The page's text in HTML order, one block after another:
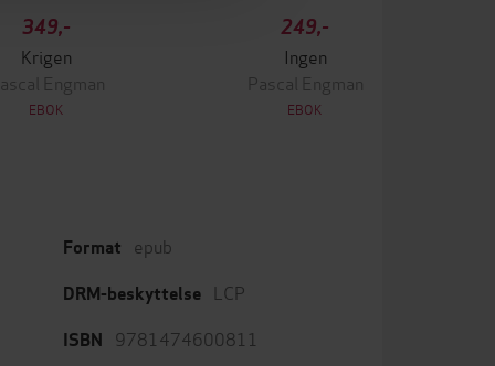
349,-
Krigen
Engman
EBOK
249,-
Ingen
Pascal Engman
EBOK
Format epub
DRM-beskyttelse LCP
ISBN 9781474600811